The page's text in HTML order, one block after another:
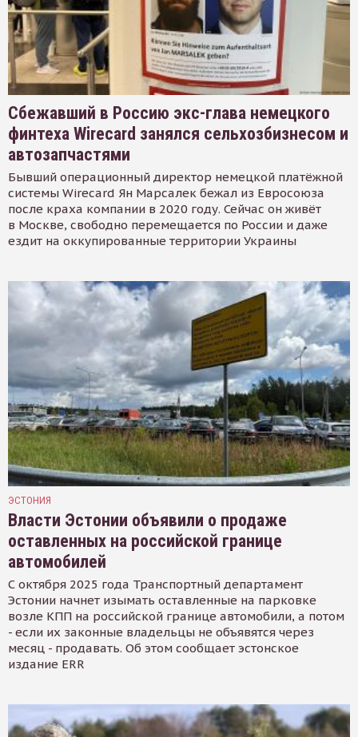
Сбежавший в Россию экс-глава немецкого
финтеха Wirecard занялся сельхозбизнесом и
автозапчастями
Бывший операционный директор немецкой платёжной
системы Wirecard Ян Марсалек бежал из Евросоюза
после краха компании в 2020 году. Сейчас он живёт
в Москве, свободно перемещается по России и даже
ездит на оккупированные территории Украины
ЭСТОНИЯ
Власти Эстонии объявили о продаже
оставленных на российской границе
автомобилей
С октября 2025 года Транспортный департамент
Эстонии начнет изымать оставленные на парковке
возле КПП на российской границе автомобили, а потом
- если их законные владельцы не объявятся через
месяц - продавать. Об этом сообщает эстонское
издание ERR